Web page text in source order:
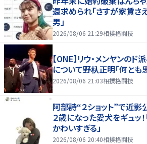
還求められ「さすが家賃さ
男」
2026/08/06 21:29相撲格闘技
【ONE】リウ・メンヤンの
について野杁正明「何とも
2026/08/06 21:03相撲格闘技
阿部詩“２ショット”で近影
２歳になった愛犬をギュッ！
かわいすぎる」
2026/08/06 20:40相撲格闘技